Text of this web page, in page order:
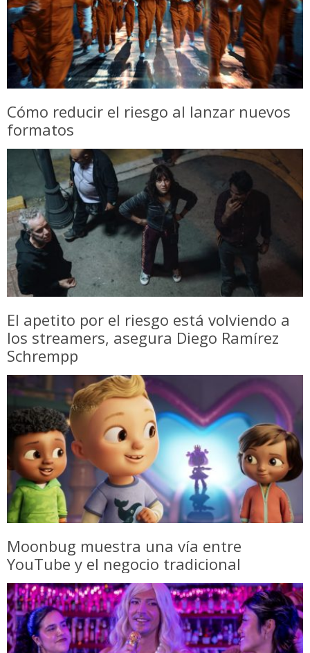
Cómo reducir el riesgo al lanzar nuevos
formatos
El apetito por el riesgo está volviendo a
los streamers, asegura Diego Ramírez
Schrempp
Moonbug muestra una vía entre
YouTube y el negocio tradicional